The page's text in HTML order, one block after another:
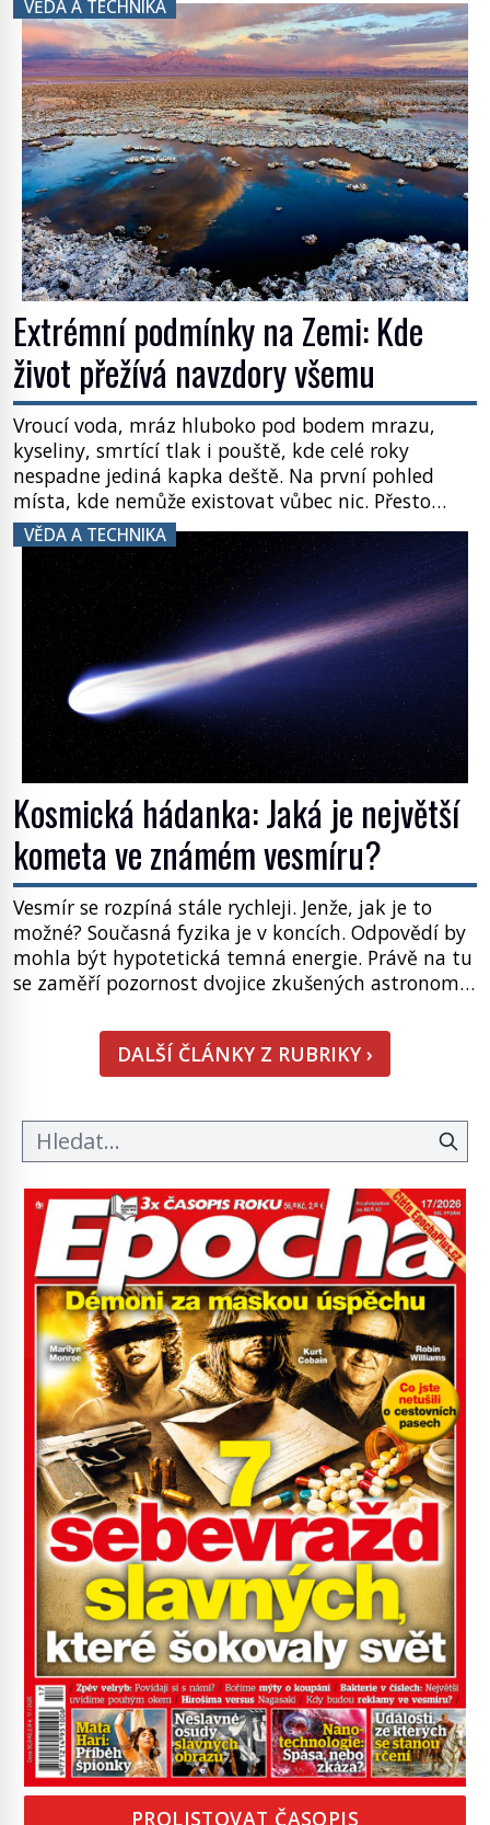
užitečná rostlina provází člověka už tisíce let.
Většina lidí vnímá rákos jen jako obyčejnou kulisu
letního koupání. Stačí se však podívat […]
VĚDA A TECHNIKA
Extrémní podmínky na Zemi: Kde
život přežívá navzdory všemu
Vroucí voda, mráz hluboko pod bodem mrazu,
kyseliny, smrtící tlak i pouště, kde celé roky
nespadne jediná kapka deště. Na první pohled
místa, kde nemůže existovat vůbec nic. Přesto
právě tady vědci objevují organismy, které
posouvají hranice života. Každý nový nález mění
naše představy o tom, co všechno dokáže příroda a
napovídá, kde bychom jednou […]
VĚDA A TECHNIKA
Kosmická hádanka: Jaká je největší
kometa ve známém vesmíru?
Vesmír se rozpíná stále rychleji. Jenže, jak je to
možné? Současná fyzika je v koncích. Odpovědí by
mohla být hypotetická temná energie. Právě na tu
se zaměří pozornost dvojice zkušených astronomů.
hmatatelnějšího. Naprosto rekordní kometu!
Astronomové Pedro Bernardinelli a Gary Bernstein
mravenčí prací zkoumají archivní snímky v rámci
DALŠÍ ČLÁNKY Z RUBRIKY ›
PROLISTOVAT ČASOPIS